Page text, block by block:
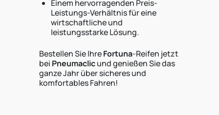
Einem hervorragenden Preis-
Leistungs-Verhältnis für eine
wirtschaftliche und
leistungsstarke Lösung.
Bestellen Sie IhreFortuna-Reifen jetzt
bei Pneumaclicund genießen Sie das
ganze Jahr über sicheres und
komfortables Fahren!